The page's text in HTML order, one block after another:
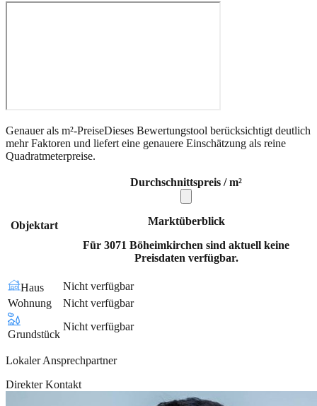
Genauer als m²-PreiseDieses Bewertungstool berücksichtigt deutlich
mehr Faktoren und liefert eine genauere Einschätzung als reine
Quadratmeterpreise.
Objektart
Durchschnittspreis / m²
Marktüberblick
Für 3071 Böheimkirchen sind aktuell keine
Preisdaten verfügbar.
Haus
Nicht verfügbar
Wohnung
Nicht verfügbar
Grundstück
Nicht verfügbar
Lokaler Ansprechpartner
Direkter Kontakt